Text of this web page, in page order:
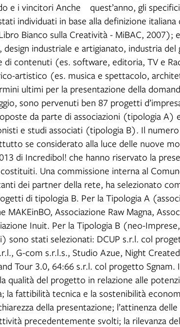
e i vincitori Anche quest’anno, gli
individuati in base alla definizione italiana
Bianco sulla Creatività - MiBAC, 2007);
industriale e artigianato, industria del
di contenuti (es. software, editoria, TV e
artistico (es. musica e spettacolo,
ultimi per la presentazione della
sono pervenuti ben 87 progetti
da parte di associazioni (tipologia A)
e studi associati (tipologia B). Il
se considerato alla luce delle nuove
di Incredibol! che hanno riservato la
Una commissione interna al
dei partner della rete, ha selezionato
di tipologia B. Per la Tipologia A
MAKEinBO, Associazione Raw Magna,
Inuit. Per la Tipologia B (neo-
sono stati selezionati: DCUP s.r.l. col
G-com s.r.l.s., Studio Azue, Night
Tour 3.0, 64:66 s.r.l. col progetto
qualità del progetto in relazione alle
la fattibilità tecnica e la sostenibilità
della presentazione; l’attinenza
precedentemente svolti; la rilevanza